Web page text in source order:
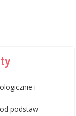
i
podstaw